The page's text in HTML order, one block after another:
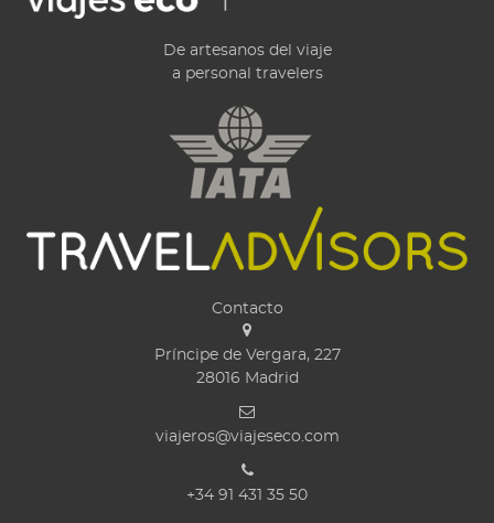
De artesanos del viaje
a personal travelers
Contacto
Príncipe de Vergara, 227
28016 Madrid
viajeros@viajeseco.com
+34 91 431 35 50